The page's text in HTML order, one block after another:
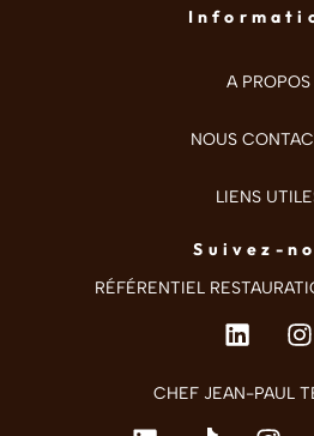
A PROPOS
NOUS
LIENS
Suivez-
RÉFÉRENTIEL
CHEF JEAN-PAUL